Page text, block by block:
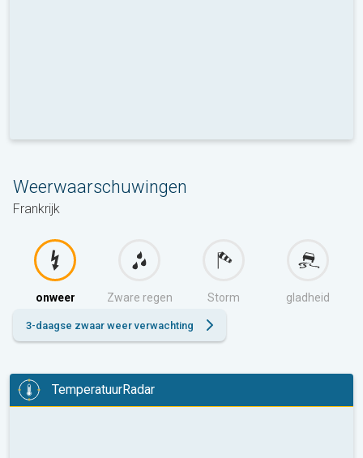
Weerwaarschuwingen
Frankrijk
onweer Zware regen Storm gladheid
3-daagse zwaar weer verwachting
TemperatuurRadar